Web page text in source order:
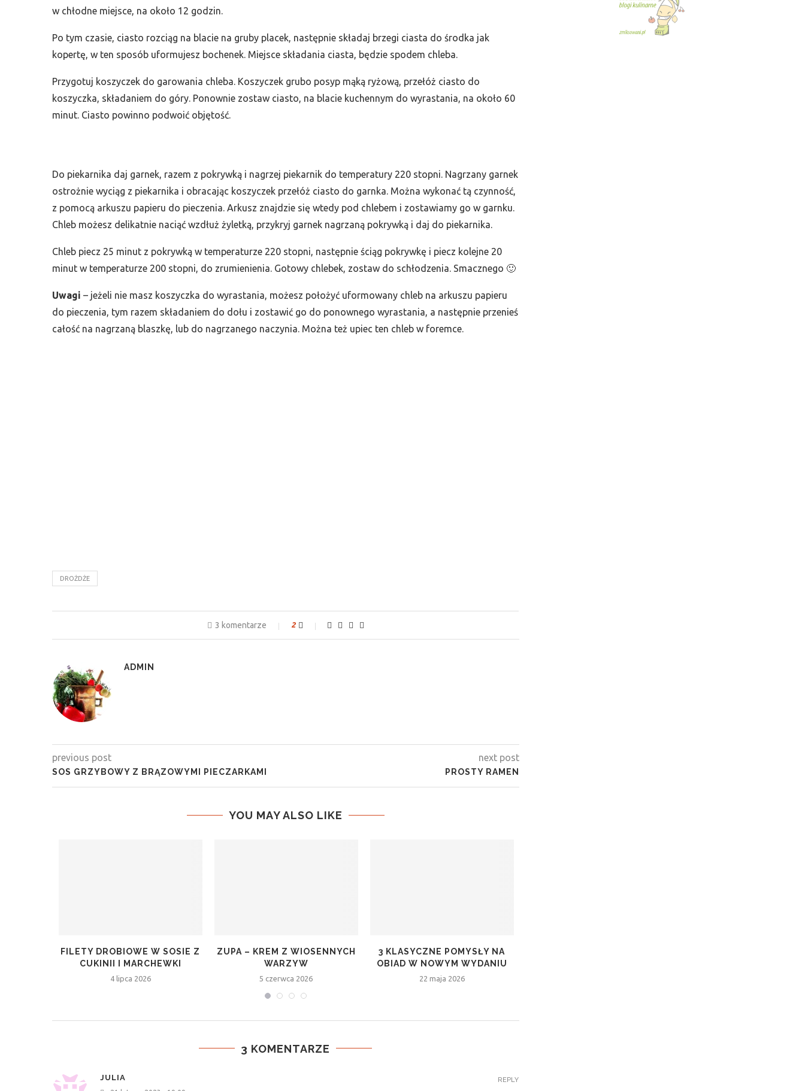
w chłodne miejsce, na około 12 godzin.
Po tym czasie, ciasto rozciąg na blacie na gruby placek, następnie składaj brzegi ciasta do środka jak
kopertę, w ten sposób uformujesz bochenek. Miejsce składania ciasta, będzie spodem chleba.
Przygotuj koszyczek do garowania chleba. Koszyczek grubo posyp mąką ryżową, przełóż ciasto do
koszyczka, składaniem do góry. Ponownie zostaw ciasto, na blacie kuchennym do wyrastania, na około 60
minut. Ciasto powinno podwoić objętość.
Do piekarnika daj garnek, razem z pokrywką i nagrzej piekarnik do temperatury 220 stopni. Nagrzany garnek
ostrożnie wyciąg z piekarnika i obracając koszyczek przełóż ciasto do garnka. Można wykonać tą czynność,
z pomocą arkuszu papieru do pieczenia. Arkusz znajdzie się wtedy pod chlebem i zostawiamy go w garnku.
Chleb możesz delikatnie naciąć wzdłuż żyletką, przykryj garnek nagrzaną pokrywką i daj do piekarnika.
Chleb piecz 25 minut z pokrywką w temperaturze 220 stopni, następnie ściąg pokrywkę i piecz kolejne 20
minut w temperaturze 200 stopni, do zrumienienia. Gotowy chlebek, zostaw do schłodzenia. Smacznego 🙂
Uwagi – jeżeli nie masz koszyczka do wyrastania, możesz położyć uformowany chleb na arkuszu papieru
do pieczenia, tym razem składaniem do dołu i zostawić go do ponownego wyrastania, a następnie przenieś
całość na nagrzaną blaszkę, lub do nagrzanego naczynia. Można też upiec ten chleb w foremce.
DROŻDŻE
3 komentarze 2
ADMIN
previous post
SOS GRZYBOWY Z BRĄZOWYMI PIECZARKAMI
next post
PROSTY RAMEN
YOU MAY ALSO LIKE
FILETY DROBIOWE W SOSIE Z
CUKINII I MARCHEWKI
4 lipca 2026
ZUPA – KREM Z WIOSENNYCH
WARZYW
5 czerwca 2026
3 KLASYCZNE POMYSŁY NA
OBIAD W NOWYM WYDANIU
22 maja 2026
3 KOMENTARZE
JULIA REPLY